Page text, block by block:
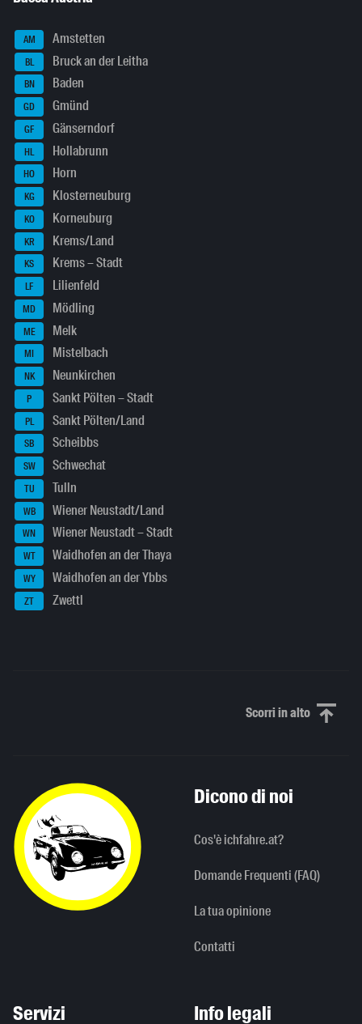
AM Amstetten
BL Bruck an der Leitha
BN Baden
GD Gmünd
GF Gänserndorf
HL Hollabrunn
HO Horn
KG Klosterneuburg
KO Korneuburg
KR Krems/Land
KS Krems – Stadt
LF Lilienfeld
MD Mödling
ME Melk
MI Mistelbach
NK Neunkirchen
P Sankt Pölten – Stadt
PL Sankt Pölten/Land
SB Scheibbs
SW Schwechat
TU Tulln
WB Wiener Neustadt/Land
WN Wiener Neustadt – Stadt
WT Waidhofen an der Thaya
WY Waidhofen an der Ybbs
ZT Zwettl
Scorri in altoScorri in alto
Dicono di noi
Cos'è ichfahre.at?
Domande Frequenti (FAQ)
La tua opinione
Contatti
Servizi Info legali